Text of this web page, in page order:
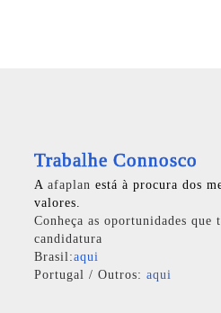
Trabalhe Connosco
A afaplan está à procura dos
valores.
Conheça as oportunidades que
candidatura
Brasil:aqui
Portugal / Outros: aqui